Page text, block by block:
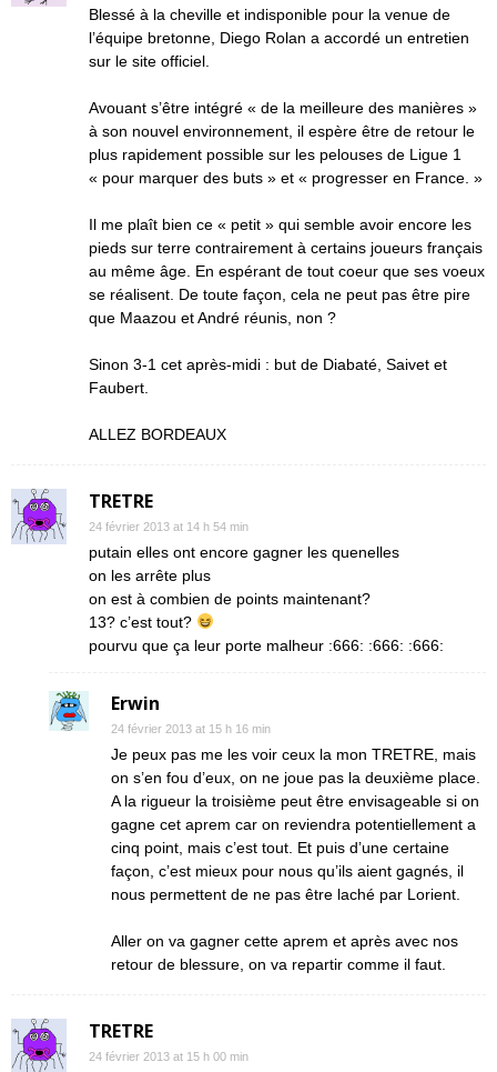
Blessé à la cheville et indisponible pour la venue de
l’équipe bretonne, Diego Rolan a accordé un entretien
sur le site officiel.
Avouant s’être intégré « de la meilleure des manières »
à son nouvel environnement, il espère être de retour le
plus rapidement possible sur les pelouses de Ligue 1
« pour marquer des buts » et « progresser en France. »
Il me plaît bien ce « petit » qui semble avoir encore les
pieds sur terre contrairement à certains joueurs français
au même âge. En espérant de tout coeur que ses voeux
se réalisent. De toute façon, cela ne peut pas être pire
que Maazou et André réunis, non ?
Sinon 3-1 cet après-midi : but de Diabaté, Saivet et
Faubert.
ALLEZ BORDEAUX
TRETRE
24 février 2013 at 14 h 54 min
putain elles ont encore gagner les quenelles
on les arrête plus
on est à combien de points maintenant?
13? c’est tout?
pourvu que ça leur porte malheur :666: :666: :666:
Erwin
24 février 2013 at 15 h 16 min
Je peux pas me les voir ceux la mon TRETRE, mais
on s’en fou d’eux, on ne joue pas la deuxième place.
A la rigueur la troisième peut être envisageable si on
gagne cet aprem car on reviendra potentiellement a
cinq point, mais c’est tout. Et puis d’une certaine
façon, c’est mieux pour nous qu’ils aient gagnés, il
nous permettent de ne pas être laché par Lorient.
Aller on va gagner cette aprem et après avec nos
retour de blessure, on va repartir comme il faut.
TRETRE
24 février 2013 at 15 h 00 min